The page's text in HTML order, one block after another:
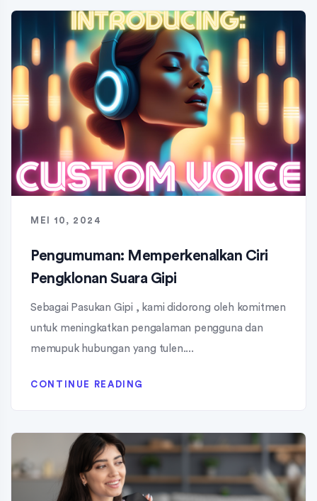
MEI 10, 2024
Pengumuman: Memperkenalkan Ciri
Pengklonan Suara Gipi
Sebagai Pasukan Gipi , kami didorong oleh komitmen
untuk meningkatkan pengalaman pengguna dan
memupuk hubungan yang tulen....
CONTINUE READING